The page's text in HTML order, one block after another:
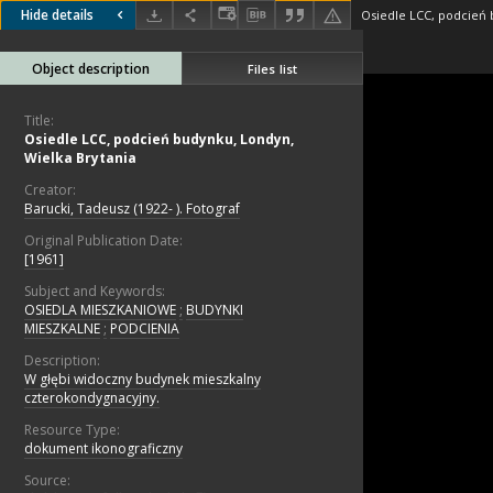
Hide details
Object description Files list
Title:
Osiedle LCC, podcień budynku, Londyn,
Wielka Brytania
Creator:
Barucki, Tadeusz (1922- ). Fotograf
Original Publication Date:
[1961]
Subject and Keywords:
OSIEDLA MIESZKANIOWE ; BUDYNKI
MIESZKALNE ; PODCIENIA
Description:
W głębi widoczny budynek mieszkalny
czterokondygnacyjny.
Resource Type:
dokument ikonograficzny
Source: